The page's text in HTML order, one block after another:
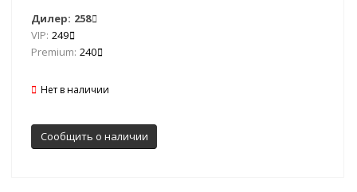
Дилер: 258
VIP: 249
Premium: 240
Нет в наличии
Сообщить о наличии